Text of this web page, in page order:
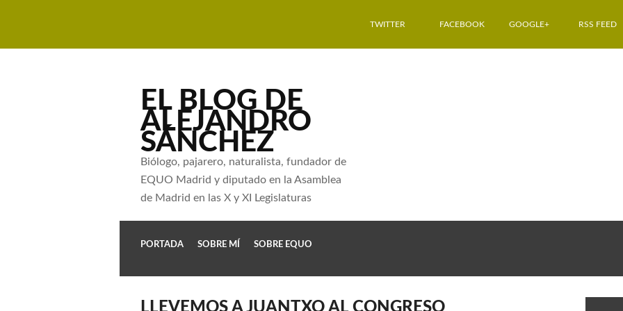
TWITTER FACEBOOK GOOGLE+ RSS FEED
EL BLOG DE
ALEJANDRO
SÁNCHEZ
Biólogo, pajarero, naturalista, fundador de
EQUO Madrid y diputado en la Asamblea
de Madrid en las X y XI Legislaturas
PORTADA SOBRE MÍ SOBRE EQUO
LLEVEMOS A JUANTXO AL CONGRESO